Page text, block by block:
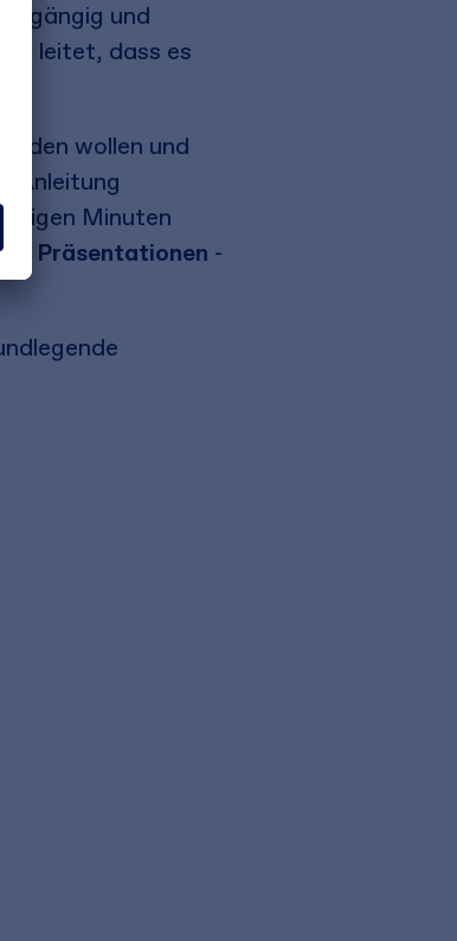
und
leitet, dass es
wollen und
Anleitung
Minuten
Präsentationen -